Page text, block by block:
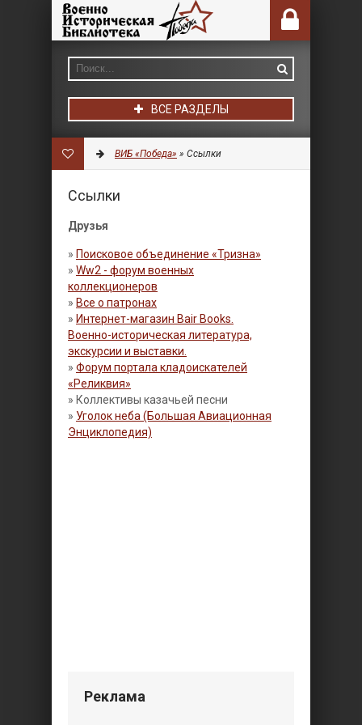
ВСЕ РАЗДЕЛЫ
ВИБ «Победа» » Ссылки
Ссылки
Друзья
» Поисковое объединение «Тризна»
» Ww2 - форум военных
коллекционеров
» Все о патронах
» Интернет-магазин Bair Books.
Военно-историческая литература,
экскурсии и выставки.
» Форум портала кладоискателей
«Реликвия»
» Коллективы казачьей песни
» Уголок неба (Большая Авиационная
Энциклопедия)
Реклама